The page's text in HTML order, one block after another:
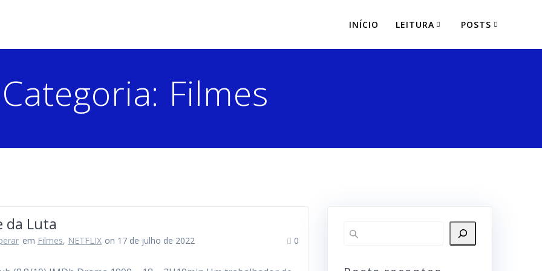
INÍCIO LEITURA POSTS
Categoria: Filmes
da Luta
em Filmes, NETFLIX on 17 de julho de 2022 0